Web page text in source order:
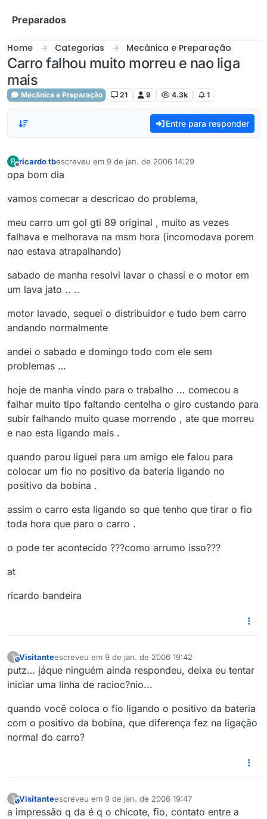
Preparados
Home Categorias Mecânica e Preparação
Carro falhou muito morreu e nao liga
mais
Mecânica e Preparação 21 9 4.3k 1
Entre para responder
R
Offline
ricardo tbescreveu em 9 de jan. de 2006 14:29
última edição por
opa bom dia
vamos comecar a descricao do problema,
meu carro um gol gti 89 original , muito as vezes
falhava e melhorava na msm hora (incomodava porem
nao estava atrapalhando)
sabado de manha resolvi lavar o chassi e o motor em
um lava jato .. ..
motor lavado, sequei o distribuidor e tudo bem carro
andando normalmente
andei o sabado e domingo todo com ele sem
problemas …
hoje de manha vindo para o trabalho ... comecou a
falhar muito tipo faltando centelha o giro custando para
subir falhando muito quase morrendo , ate que morreu
e nao esta ligando mais .
quando parou liguei para um amigo ele falou para
colocar um fio no positivo da bateria ligando no
positivo da bobina .
assim o carro esta ligando so que tenho que tirar o fio
toda hora que paro o carro .
o pode ter acontecido ???como arrumo isso???
at
ricardo bandeira
?This user is from outside of this forum
Visitanteescreveu em 9 de jan. de 2006 19:42
última edição por
putz… jáque ninguém ainda respondeu, deixa eu tentar
iniciar uma linha de racioc?nio...
quando você coloca o fio ligando o positivo da bateria
com o positivo da bobina, que diferença fez na ligação
normal do carro?
?This user is from outside of this forum
Visitanteescreveu em 9 de jan. de 2006 19:47
última edição por
a impressão q da é q o chicote, fio, contato entre a